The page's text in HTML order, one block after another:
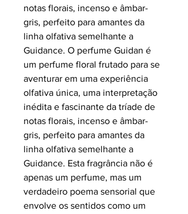
notas florais, incenso e âmbar-
gris, perfeito para amantes da
linha olfativa semelhante a
Guidance. O perfume Guidan é
um perfume floral frutado para se
aventurar em uma experiência
olfativa única, uma interpretação
inédita e fascinante da tríade de
notas florais, incenso e âmbar-
gris, perfeito para amantes da
linha olfativa semelhante a
Guidance. Esta fragrância não é
apenas um perfume, mas um
verdadeiro poema sensorial que
envolve os sentidos como um